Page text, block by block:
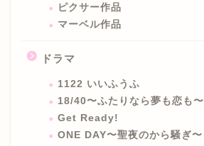
ピクサー作品
マーベル作品
ドラマ
1122 いいふうふ
18/40〜ふたりなら夢も恋も〜
Get Ready!
ONE DAY〜聖夜のから騒ぎ〜